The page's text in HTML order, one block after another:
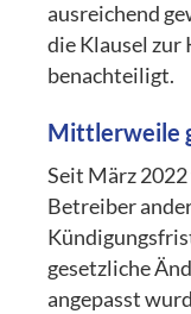
ausreichend
die Klausel zur
benachteiligt.
Mittlerweile
Seit März
Betreiber
gesetzliche
angepasst